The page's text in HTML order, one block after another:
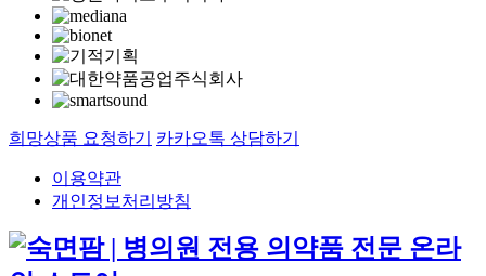
희망상품 요청하기 카카오톡 상담하기
이용약관
개인정보처리방침